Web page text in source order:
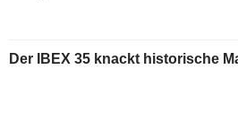
Der IBEX 35 knackt historische